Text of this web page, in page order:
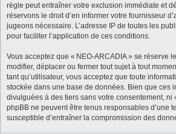
règle peut entraîner votre exclusion immédiate et
réservons le droit d’en informer votre fournisseur
jugeons nécessaire. L’adresse IP de toutes les
pour faciliter l’application de ces conditions.
Vous acceptez que « NEO-ARCADIA » se réserve
modifier, déplacer ou fermer tout sujet à tout
tant qu’utilisateur, vous acceptez que toute
stockée dans une base de données. Bien que ces
divulguées à des tiers sans votre consentement, ni
phpBB ne peuvent être tenus responsables d’une
susceptible d’entraîner la compromission des